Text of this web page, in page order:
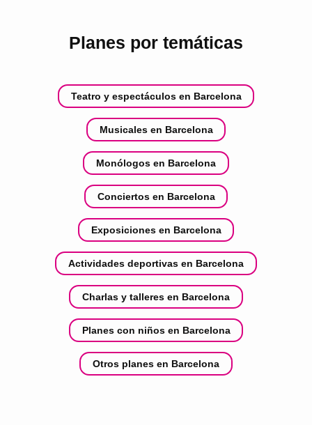
Planes por temáticas
Teatro y espectáculos en Barcelona
Musicales en Barcelona
Monólogos en Barcelona
Conciertos en Barcelona
Exposiciones en Barcelona
Actividades deportivas en Barcelona
Charlas y talleres en Barcelona
Planes con niños en Barcelona
Otros planes en Barcelona